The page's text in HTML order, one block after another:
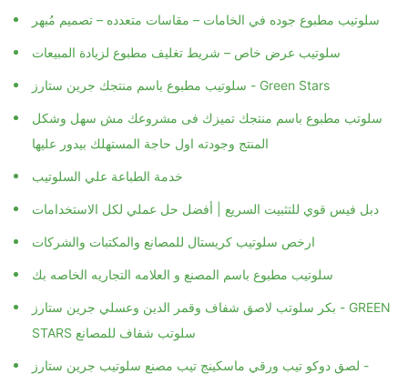
سلوتيب مطبوع جوده في الخامات – مقاسات متعدده – تصميم مُبهر
سلوتيب عرض خاص – شريط تغليف مطبوع لزيادة المبيعات
سلوتيب مطبوع باسم منتجك جرين ستارز - Green Stars
سلوتب مطبوع باسم منتجك تميزك فى مشروعك مش سهل وشكل
المنتج وجودته اول حاجة المستهلك بيدور عليها
خدمة الطباعة علي السلوتيب
دبل فيس قوي للتثبيت السريع | أفضل حل عملي لكل الاستخدامات
ارخص سلوتيب كريستال للمصانع والمكتبات والشركات
سلوتيب مطبوع باسم المصنع و العلامه التجاريه الخاصه بك
بكر سلوتب لاصق شفاف وقمر الدين وعسلي جرين ستارز - GREEN
STARS سلوتب شفاف للمصانع
لصق دوكو تيب ورقي ماسكينج تيب مصنع سلوتيب جرين ستارز -